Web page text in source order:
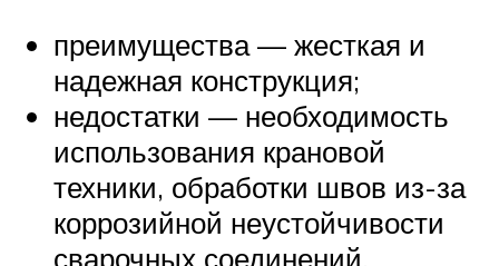
преимущества — жесткая и
надежная конструкция;
недостатки — необходимость
использования крановой
техники, обработки швов из-за
коррозийной неустойчивости
сварочных соединений.